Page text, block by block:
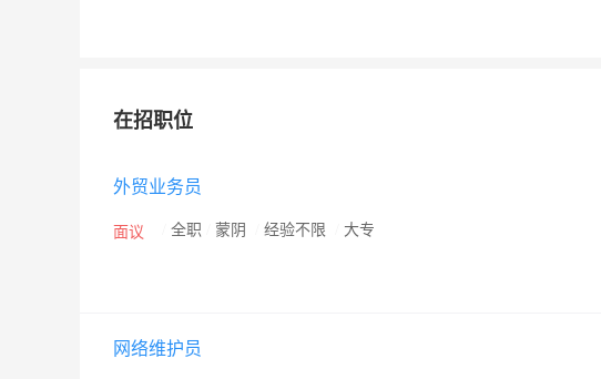
在招职位
外贸业务员
面议 全职 蒙阴 经验不限 大专
网络维护员